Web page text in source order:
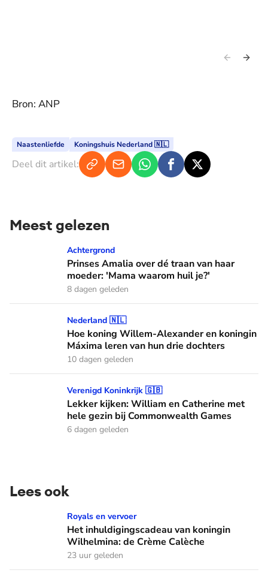
Bron: ANP
Naastenliefde Koningshuis Nederland 🇳🇱
Deel dit artikel:
Meest gelezen
Prinses Amalia over dé traan van haar moeder: 'Mama
Achtergrond
Prinses Amalia over dé traan van haar
moeder: 'Mama waarom huil je?'
8 dagen geleden
Hoe koning Willem-Alexander en koningin Máxima leren
Nederland 🇳🇱
Hoe koning Willem-Alexander en koningin
Máxima leren van hun drie dochters
10 dagen geleden
Lekker kijken: William en Catherine met hele gezin bij
Verenigd Koninkrijk 🇬🇧
Lekker kijken: William en Catherine met
hele gezin bij Commonwealth Games
6 dagen geleden
Lees ook
Het inhuldigingscadeau van koningin Wilhelmina: de
Royals en vervoer
Het inhuldigingscadeau van koningin
Wilhelmina: de Crème Calèche
23 uur geleden